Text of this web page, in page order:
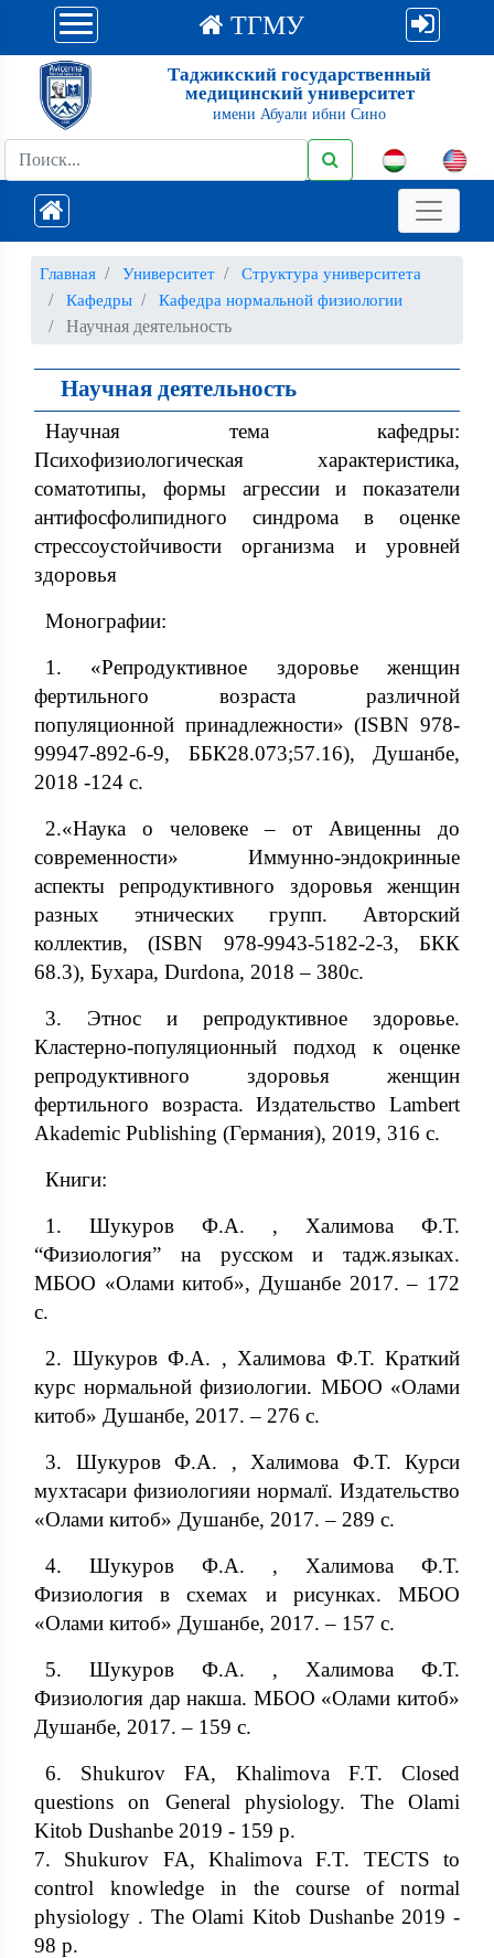
ТГМУ
Таджикский государственный
медицинский университет
имени Абуали ибни Сино
Главная Университет
Структура университета
Кафедры
Кафедра нормальной физиологии
Научная деятельность
Научная деятельность
Научная тема кафедры:
Психофизиологическая характеристика,
соматотипы, формы агрессии и показатели
антифосфолипидного синдрома в оценке
стрессоустойчивости организма и уровней
здоровья
Монографии:
1. «Репродуктивное здоровье женщин
фертильного возраста различной
популяционной принадлежности» (ISBN 978-
99947-892-6-9, ББК28.073;57.16), Душанбе,
2018 -124 с.
2.«Наука о человеке – от Авиценны до
современности» Иммунно-эндокринные
аспекты репродуктивного здоровья женщин
разных этнических групп. Авторский
коллектив, (ISBN 978-9943-5182-2-3, БКК
68.3), Бухара, Durdona, 2018 – 380с.
3. Этнос и репродуктивное здоровье.
Кластерно-популяционный подход к оценке
репродуктивного здоровья женщин
фертильного возраста. Издательство Lambert
Akademic Publishing (Германия), 2019, 316 с.
Книги:
1. Шукуров Ф.А. , Халимова Ф.Т.
“Физиология” на русском и тадж.языках.
МБОО «Олами китоб», Душанбе 2017. – 172
с.
2. Шукуров Ф.А. , Халимова Ф.Т. Краткий
курс нормальной физиологии. МБОО «Олами
китоб» Душанбе, 2017. – 276 с.
3. Шукуров Ф.А. , Халимова Ф.Т. Курси
мухтасари физиологияи нормалї. Издательство
«Олами китоб» Душанбе, 2017. – 289 с.
4. Шукуров Ф.А. , Халимова Ф.Т.
Физиология в схемах и рисунках. МБОО
«Олами китоб» Душанбе, 2017. – 157 с.
5. Шукуров Ф.А. , Халимова Ф.Т.
Физиология дар накша. МБОО «Олами китоб»
Душанбе, 2017. – 159 с.
6. Shukurov FA, Khalimova F.T. Closed
questions on General physiology. The Olami
Kitob Dushanbe 2019 - 159 p.
7. Shukurov FA, Khalimova F.T. TECTS to
control knowledge in the course of normal
physiology . The Olami Kitob Dushanbe 2019 -
98 p.